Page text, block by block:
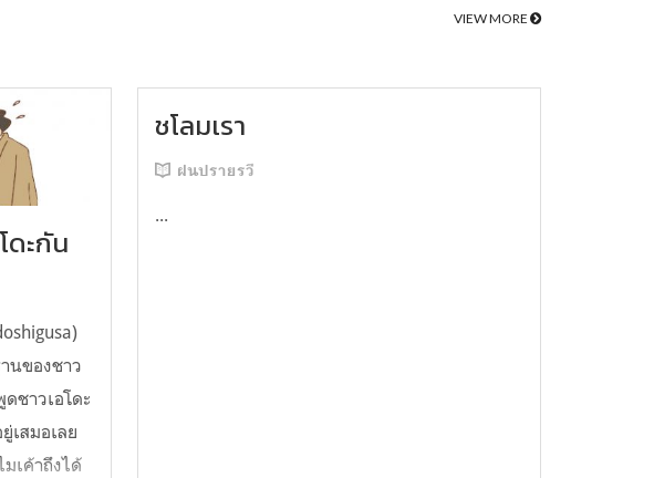
VIEW MORE
ดะกัน
นของชาว
ชาวเอโดะ
เสมอเลย
เค้าถึงได้
ชโลมเรา
ฝนปรายรวี
...